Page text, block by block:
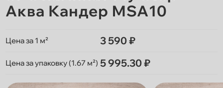
Аква Кандер MSA10
Цена за 1 м² 3 590 ₽
Цена за упаковку (1.67 м²) 5 995.30 ₽